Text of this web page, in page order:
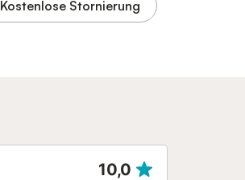
Kostenlose Stornierung
10,0